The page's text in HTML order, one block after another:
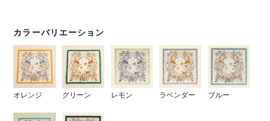
カラーバリエーション
オレンジ グリーン レモン ラベンダー ブルー